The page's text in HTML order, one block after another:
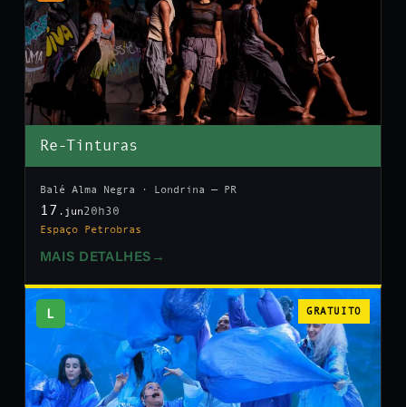
Re-Tinturas
Balé Alma Negra · Londrina — PR
17 .jun20h30
Espaço Petrobras
MAIS DETALHES →
L GRATUITO